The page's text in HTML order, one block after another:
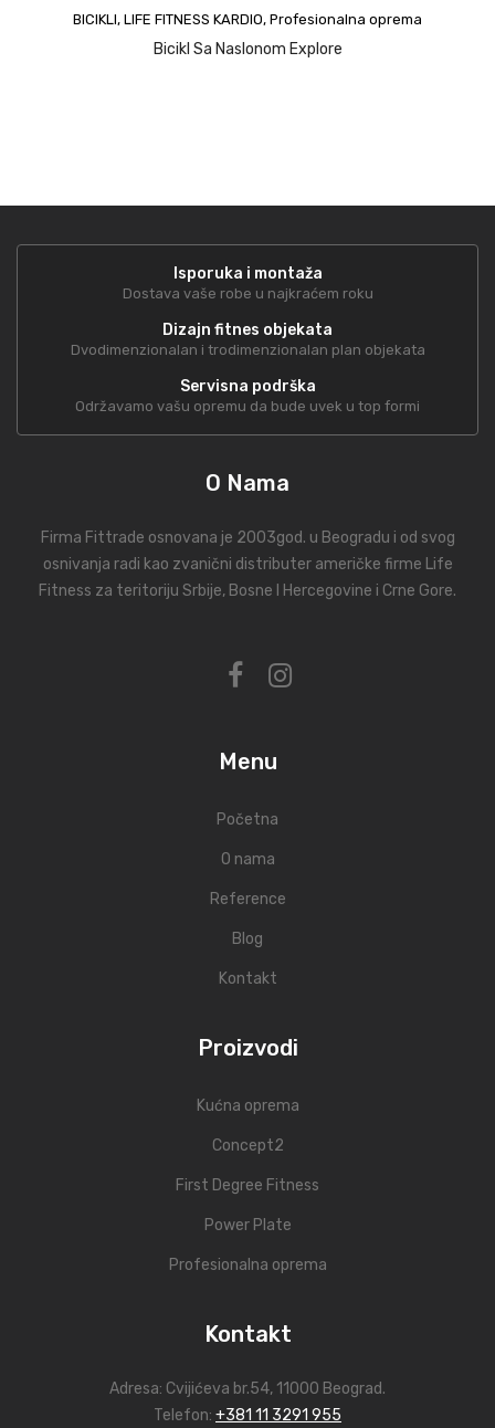
BICIKLI, LIFE FITNESS KARDIO, Profesionalna oprema
Bicikl Sa Naslonom Explore
Isporuka i montaža
Dostava vaše robe u najkraćem roku
Dizajn fitnes objekata
Dvodimenzionalan i trodimenzionalan plan objekata
Servisna podrška
Održavamo vašu opremu da bude uvek u top formi
O Nama
Firma Fittrade osnovana je 2003god. u Beogradu i od svog
osnivanja radi kao zvanični distributer američke firme Life
Fitness za teritoriju Srbije, Bosne I Hercegovine i Crne Gore.
Menu
Početna
O nama
Reference
Blog
Kontakt
Proizvodi
Kućna oprema
Concept2
First Degree Fitness
Power Plate
Profesionalna oprema
Kontakt
Adresa: Cvijićeva br.54, 11000 Beograd.
Telefon: +381 11 3291 955